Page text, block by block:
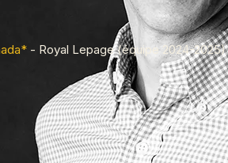
- Royal Lepage (équipe 2024-